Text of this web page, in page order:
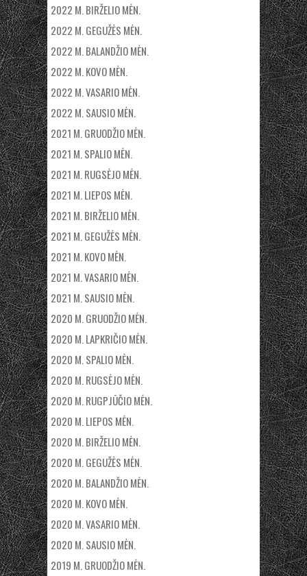
2022 M. BIRŽELIO MĖN.
2022 M. GEGUŽĖS MĖN.
2022 M. BALANDŽIO MĖN.
2022 M. KOVO MĖN.
2022 M. VASARIO MĖN.
2022 M. SAUSIO MĖN.
2021 M. GRUODŽIO MĖN.
2021 M. SPALIO MĖN.
2021 M. RUGSĖJO MĖN.
2021 M. LIEPOS MĖN.
2021 M. BIRŽELIO MĖN.
2021 M. GEGUŽĖS MĖN.
2021 M. KOVO MĖN.
2021 M. VASARIO MĖN.
2021 M. SAUSIO MĖN.
2020 M. GRUODŽIO MĖN.
2020 M. LAPKRIČIO MĖN.
2020 M. SPALIO MĖN.
2020 M. RUGSĖJO MĖN.
2020 M. RUGPJŪČIO MĖN.
2020 M. LIEPOS MĖN.
2020 M. BIRŽELIO MĖN.
2020 M. GEGUŽĖS MĖN.
2020 M. BALANDŽIO MĖN.
2020 M. KOVO MĖN.
2020 M. VASARIO MĖN.
2020 M. SAUSIO MĖN.
2019 M. GRUODŽIO MĖN.